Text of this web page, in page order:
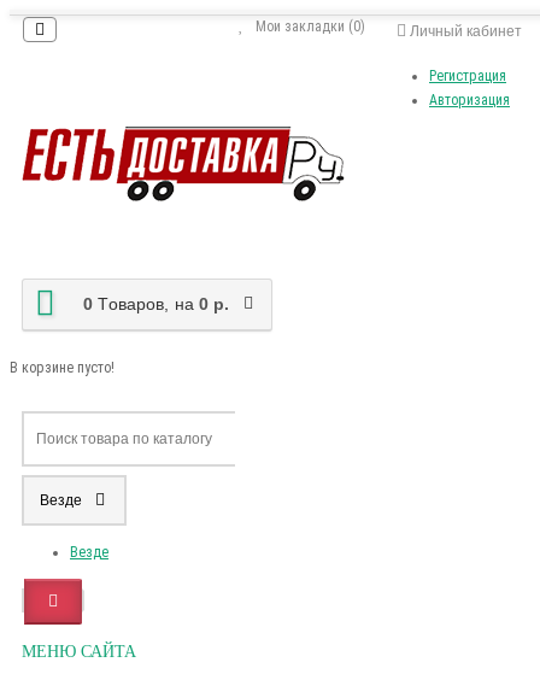
Личный кабинет
Регистрация
Авторизация
Мои закладки (0)
0 Tоваров, на 0 р.
В корзине пусто!
Везде
Везде
МЕНЮ САЙТА